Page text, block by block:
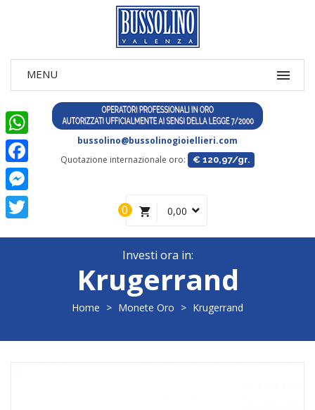
bussolino@bussolinogioiellieri.com
Quotazione internazionale oro:
€ 120,97/gr.
0,00
0
WhatsApp
Facebook
Messenger
Investi ora in:
Krugerrand
Home > Monete Oro > Krugerrand